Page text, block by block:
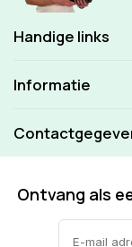
Handige links
Informatie
Ontvang als